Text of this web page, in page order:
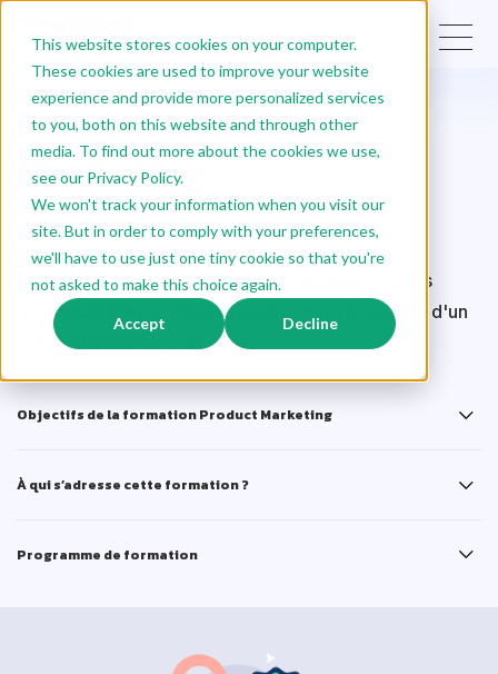
This website stores cookies on your computer.
These cookies are used to improve your website
experience and provide more personalized services
to you, both on this website and through other
media. To find out more about the cookies we use,
see our Privacy Policy.
We won't track your information when you visit our
site. But in order to comply with your preferences,
we'll have to use just one tiny cookie so that you're
not asked to make this choice again.
Accept Decline
Formation Product
Marketing
Certifiante
Découvrez le spectre du Product Marketing et les
responsabilités associées pour assurer le succès d'un
produit digital sur le marché.
Objectifs de la formation Product Marketing
À qui s’adresse cette formation ?
Programme de formation